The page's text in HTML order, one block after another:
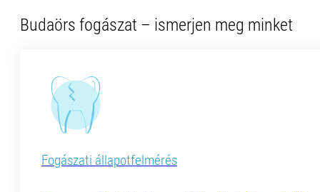
Budaörs fogászat – ismerjen meg minket
Fogászati állapotfelmérés